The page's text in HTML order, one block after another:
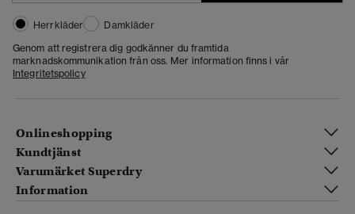
Herrkläder
Damkläder
Genom att registrera dig godkänner du framtida
marknadskommunikation från oss. Mer information finns i vår
Integritetspolicy
Onlineshopping
Kundtjänst
Varumärket Superdry
Information